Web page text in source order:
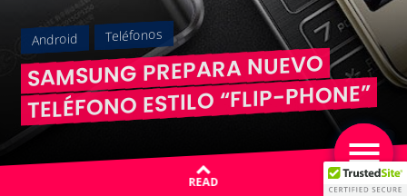
Android Teléfonos
SAMSUNG PREPARA NUEVO
TELÉFONO ESTILO “FLIP-PHONE”
READ